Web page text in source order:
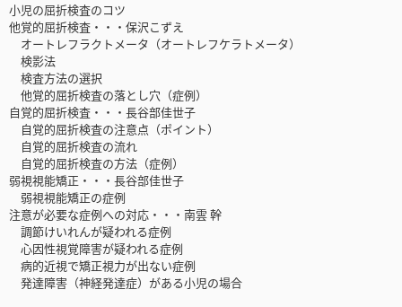
小児の屈折検査のコツ
他覚的屈折検査・・・保沢こずえ
オートレフラクトメータ（オートレフケラトメータ）
検影法
検査方法の選択
他覚的屈折検査の落とし穴（症例）
自覚的屈折検査・・・長谷部佳世子
自覚的屈折検査の注意点（ポイント）
自覚的屈折検査の流れ
自覚的屈折検査の方法（症例）
弱視視能矯正・・・長谷部佳世子
弱視視能矯正の症例
注意が必要な症例への対応・・・南雲 幹
調節けいれんが疑われる症例
心因性視覚障害が疑われる症例
病的近視で矯正視力が出ない症例
発達障害（神経発達症）がある小児の場合